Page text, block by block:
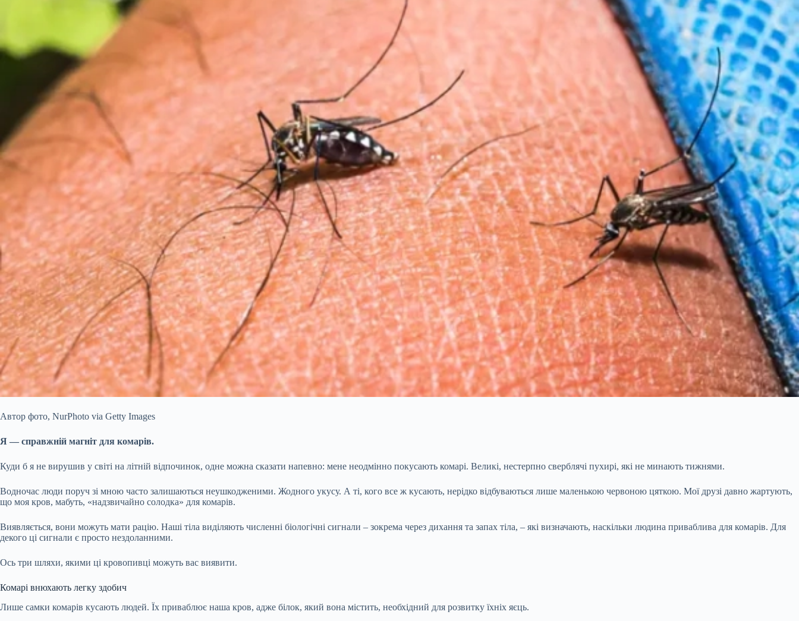
Автор фото, NurPhoto via Getty Images
Я — справжній магніт для комарів.
Куди б я не вирушив у світі на літній відпочинок, одне можна сказати напевно: мене неодмінно покусають комарі. Великі, нестерпно сверблячі пухирі, які не минають тижнями.
Водночас люди поруч зі мною часто залишаються неушкодженими. Жодного укусу. А ті, кого все ж кусають, нерідко відбуваються лише маленькою червоною цяткою. Мої друзі давно жартують,
що моя кров, мабуть, «надзвичайно солодка» для комарів.
Виявляється, вони можуть мати рацію. Наші тіла виділяють численні біологічні сигнали – зокрема через дихання та запах тіла, – які визначають, наскільки людина приваблива для комарів. Для
декого ці сигнали є просто нездоланними.
Ось три шляхи, якими ці кровопивці можуть вас виявити.
Комарі внюхають легку здобич
Лише самки комарів кусають людей. Їх приваблює наша кров, адже білок, який вона містить, необхідний для розвитку їхніх яєць.